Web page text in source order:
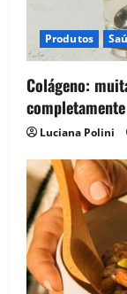
Produtos
Colágeno:
Luciana Polini